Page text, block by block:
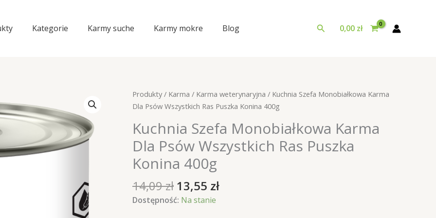
Kategorie Karmy suche Karmy mokre Blog Szukaj0,00 zł
Produkty/ Karma / Karma weterynaryjna / Kuchnia Szefa Monobiałkowa Karma
Dla Psów Wszystkich Ras Puszka Konina 400g
Kuchnia Szefa Monobiałkowa Karma
Dla Psów Wszystkich Ras Puszka
Konina 400g
14,09zł Pierwotna
cena
13,55 złAktualna
Dostępność: Na stanie